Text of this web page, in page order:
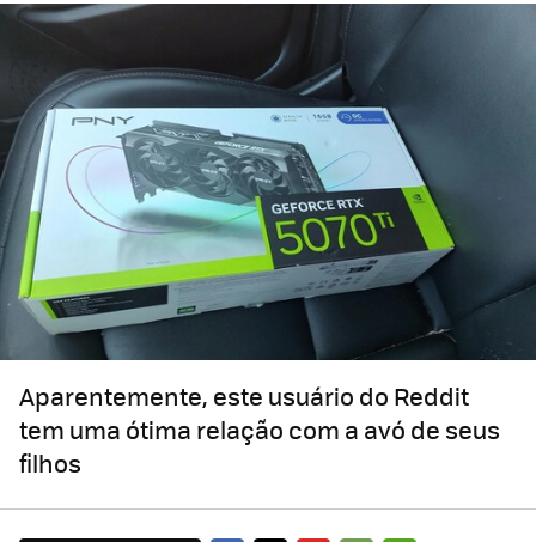
Aparentemente, este usuário do Reddit
tem uma ótima relação com a avó de seus
filhos